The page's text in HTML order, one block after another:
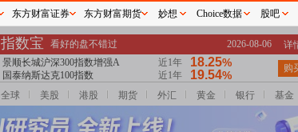
全球 美股 港股 期货 外汇 黄金 银行 基金
东方财富证券 东方财富期货 妙想 Choice数据 股吧